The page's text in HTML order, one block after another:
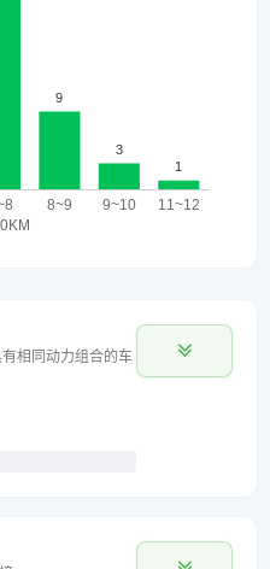
相同动力组合的车